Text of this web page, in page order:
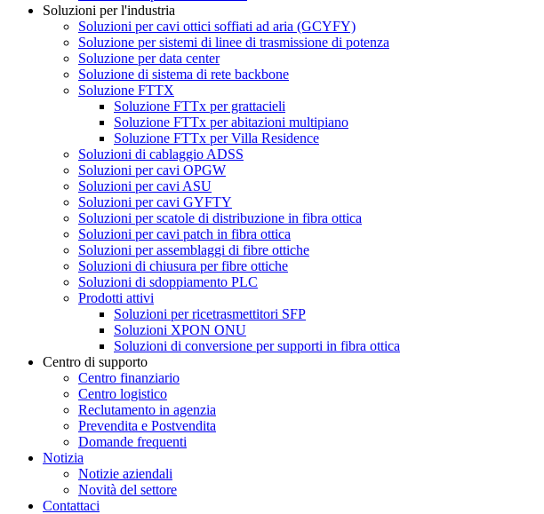
Soluzioni per l'industria
Soluzioni per cavi ottici soffiati ad aria (GCYFY)
Soluzione per sistemi di linee di trasmissione di potenza
Soluzione per data center
Soluzione di sistema di rete backbone
Soluzione FTTX
Soluzione FTTx per grattacieli
Soluzione FTTx per abitazioni multipiano
Soluzione FTTx per Villa Residence
Soluzioni di cablaggio ADSS
Soluzioni per cavi OPGW
Soluzioni per cavi ASU
Soluzioni per cavi GYFTY
Soluzioni per scatole di distribuzione in fibra ottica
Soluzioni per cavi patch in fibra ottica
Soluzioni per assemblaggi di fibre ottiche
Soluzioni di chiusura per fibre ottiche
Soluzioni di sdoppiamento PLC
Prodotti attivi
Soluzioni per ricetrasmettitori SFP
Soluzioni XPON ONU
Soluzioni di conversione per supporti in fibra ottica
Centro di supporto
Centro finanziario
Centro logistico
Reclutamento in agenzia
Prevendita e Postvendita
Domande frequenti
Notizia
Notizie aziendali
Novità del settore
Contattaci